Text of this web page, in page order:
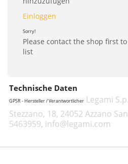
Einloggen
Sorry!
Please contact the shop first
list
Technische Daten
GPSR - Hersteller / Verantwortlicher Legami
Stezzano, 18, 24052 Azzano
5463959, info@legami.com